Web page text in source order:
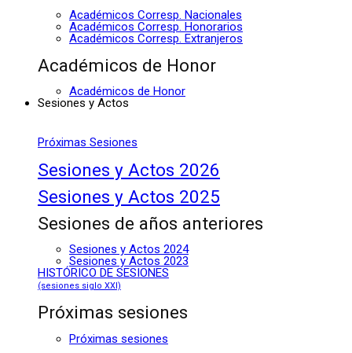
Académicos Corresp. Nacionales
Académicos Corresp. Honorarios
Académicos Corresp. Extranjeros
Académicos de Honor
Académicos de Honor
Sesiones y Actos
Próximas Sesiones
Sesiones y Actos 2026
Sesiones y Actos 2025
Sesiones de años anteriores
Sesiones y Actos 2024
Sesiones y Actos 2023
HISTÓRICO DE SESIONES
(sesiones siglo XXI)
Próximas sesiones
Próximas sesiones